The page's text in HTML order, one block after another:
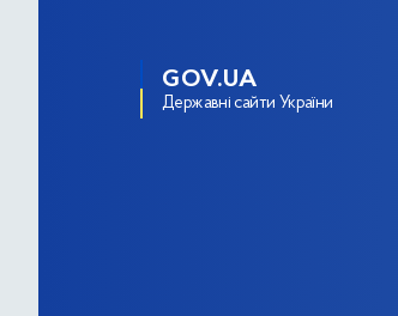
GOV.UA
Державні сайти України